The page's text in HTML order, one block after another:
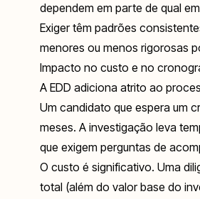
dependem em parte de qual
Exiger têm padrões
menores ou menos rigorosas
Impacto no custo e no
A EDD adiciona atrito ao
Um candidato que espera um
meses. A investigação leva
que exigem perguntas de
O custo é significativo. Uma
total (além do valor base do